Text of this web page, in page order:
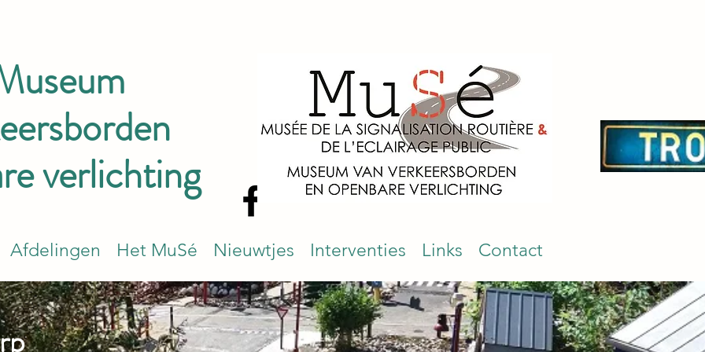
verlichting
Afdelingen Het MuSé Nieuwtjes Interventies Links Contact